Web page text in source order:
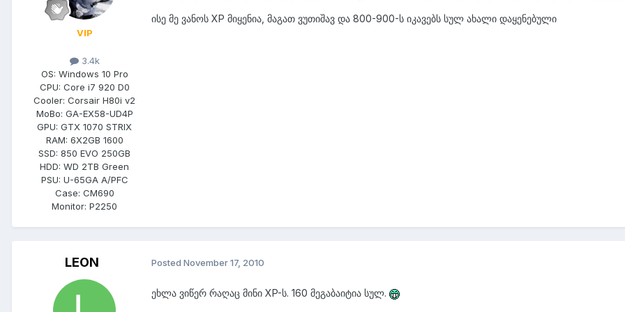
VIP
3.4k
OS: Windows 10 Pro
CPU: Core i7 920 D0
Cooler: Corsair H80i v2
MoBo: GA-EX58-UD4P
GPU: GTX 1070 STRIX
RAM: 6X2GB 1600
SSD: 850 EVO 250GB
HDD: WD 2TB Green
PSU: U-65GA A/PFC
Case: CM690
Monitor: P2250
ისე მე ვანოს XP მიყენია, მაგათ ვუთიშავ და 800-900-ს იკავებს სულ ახალი დაყენებული
LEON Posted November 17, 2010
ეხლა ვიწერ რაღაც მინი XP-ს. 160 მეგაბაიტია სულ.